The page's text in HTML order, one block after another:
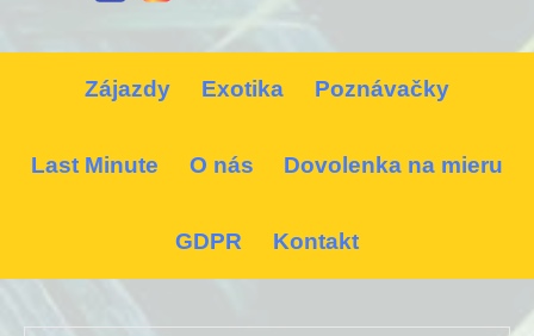
Zájazdy Exotika Poznávačky
Last Minute O nás Dovolenka na mieru
GDPR Kontakt